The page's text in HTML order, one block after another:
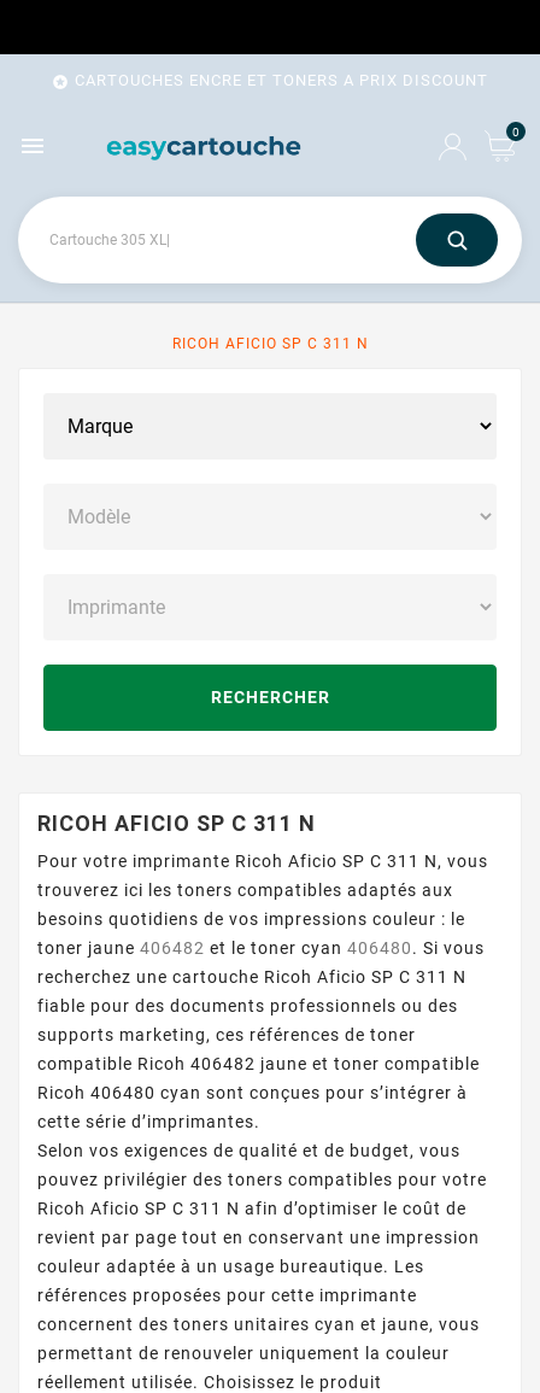
 CARTOUCHES ENCRE ET TONERS A PRIX DISCOUNT
 0
RICOH AFICIO SP C 311 N
RECHERCHER
RICOH AFICIO SP C 311 N
Pour votre imprimante Ricoh Aficio SP C 311 N, vous
trouverez ici les toners compatibles adaptés aux
besoins quotidiens de vos impressions couleur : le
toner jaune 406482 et le toner cyan 406480. Si vous
recherchez une cartouche Ricoh Aficio SP C 311 N
fiable pour des documents professionnels ou des
supports marketing, ces références de toner
compatible Ricoh 406482 jaune et toner compatible
Ricoh 406480 cyan sont conçues pour s’intégrer à
cette série d’imprimantes.
Selon vos exigences de qualité et de budget, vous
pouvez privilégier des toners compatibles pour votre
Ricoh Aficio SP C 311 N afin d’optimiser le coût de
revient par page tout en conservant une impression
couleur adaptée à un usage bureautique. Les
références proposées pour cette imprimante
concernent des toners unitaires cyan et jaune, vous
permettant de renouveler uniquement la couleur
réellement utilisée. Choisissez le produit